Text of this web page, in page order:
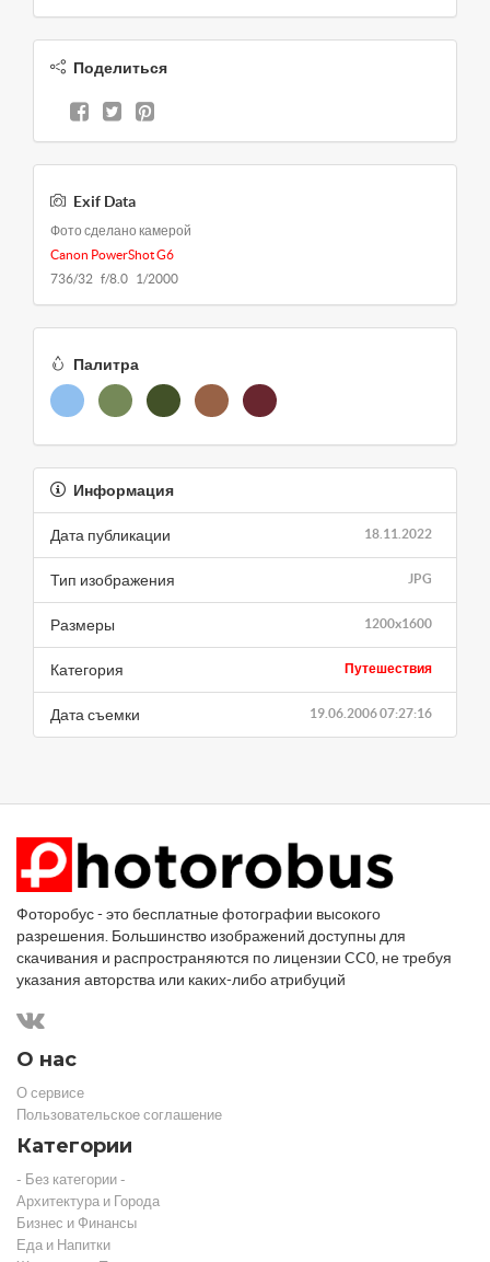
Поделиться
Exif Data
Фото сделано камерой
Canon PowerShot G6
736/32 f/8.0 1/2000
Палитра
Информация
18.11.2022
Дата публикации
JPG
Тип изображения
1200x1600
Размеры
Путешествия
Категория
19.06.2006 07:27:16
Дата съемки
Фоторобус - это бесплатные фотографии высокого
разрешения. Большинство изображений доступны для
скачивания и распространяются по лицензии CC0, не требуя
указания авторства или каких-либо атрибуций
О нас
О сервисе
Пользовательское соглашение
Категории
- Без категории -
Архитектура и Города
Бизнес и Финансы
Еда и Напитки